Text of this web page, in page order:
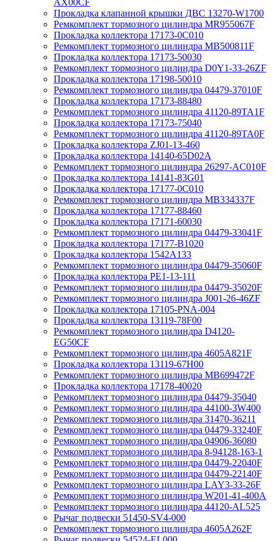
AX00CF
Прокладка клапанной крышки ДВС 13270-W1700
Ремкомплект тормозного цилиндра MR955067F
Прокладка коллектора 17173-0C010
Ремкомплект тормозного цилиндра MB500811F
Прокладка коллектора 17173-50030
Ремкомплект тормозного цилиндра D0Y1-33-26ZF
Прокладка коллектора 17198-50010
Ремкомплект тормозного цилиндра 04479-37010F
Прокладка коллектора 17173-88480
Ремкомплект тормозного цилиндра 41120-89TA1F
Прокладка коллектора 17173-75040
Ремкомплект тормозного цилиндра 41120-89TA0F
Прокладка коллектора ZJ01-13-460
Прокладка коллектора 14140-65D02A
Ремкомплект тормозного цилиндра 26297-AC010F
Прокладка коллектора 14141-83G01
Прокладка коллектора 17177-0C010
Ремкомплект тормозного цилиндра MB334337F
Прокладка коллектора 17177-88460
Прокладка коллектора 17171-60030
Ремкомплект тормозного цилиндра 04479-33041F
Прокладка коллектора 17177-B1020
Прокладка коллектора 1542A133
Ремкомплект тормозного цилиндра 04479-35060F
Прокладка коллектора PE1-13-111
Ремкомплект тормозного цилиндра 04479-35020F
Ремкомплект тормозного цилиндра J001-26-46ZF
Прокладка коллектора 17105-PNA-004
Прокладка коллектора 13119-78F00
Ремкомплект тормозного цилиндра D4120-
EG50CF
Ремкомплект тормозного цилиндра 4605A821F
Прокладка коллектора 13119-67H00
Ремкомплект тормозного цилиндра MB699472F
Прокладка коллектора 17178-40020
Ремкомплект тормозного цилиндра 04479-35040
Ремкомплект тормозного цилиндра 44100-3W400
Ремкомплект тормозного цилиндра 31470-36211
Ремкомплект тормозного цилиндра 04479-33240F
Ремкомплект тормозного цилиндра 04906-36080
Ремкомплект тормозного цилиндра 8-94128-163-1
Ремкомплект тормозного цилиндра 04479-22040F
Ремкомплект тормозного цилиндра 04479-22140F
Ремкомплект тормозного цилиндра LAY3-33-26F
Ремкомплект тормозного цилиндра W201-41-400A
Ремкомплект тормозного цилиндра 44120-AL525
Рычаг подвески 51450-SV4-000
Ремкомплект тормозного цилиндра 4605A262F